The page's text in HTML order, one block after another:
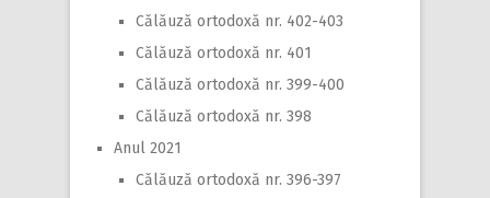
Călăuză ortodoxă nr. 402-403
Călăuză ortodoxă nr. 401
Călăuză ortodoxă nr. 399-400
Călăuză ortodoxă nr. 398
Anul 2021
Călăuză ortodoxă nr. 396-397